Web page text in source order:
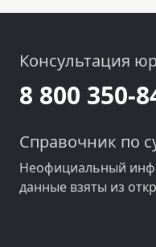
Консультация
8 800 350-
Справочник по
Неофициальный
данные взяты из